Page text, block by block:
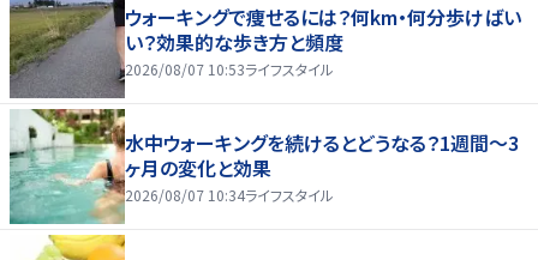
ウォーキングで痩せるには？何km・何分歩けばい
い？効果的な歩き方と頻度
2026/08/07 10:53ライフスタイル
水中ウォーキングを続けるとどうなる？1週間～3
ヶ月の変化と効果
2026/08/07 10:34ライフスタイル